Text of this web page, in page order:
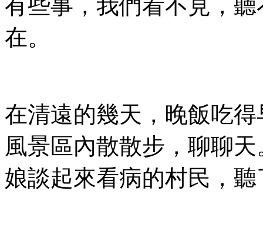
有些事，我們看不見，
在。
在清遠的幾天，晚飯吃
風景區內散散步，聊聊
娘談起來看病的村民，